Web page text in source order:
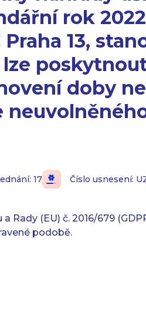
rok
13,
doby
17 Číslo usnesení:
(EU) č. 2016/679
podobě.